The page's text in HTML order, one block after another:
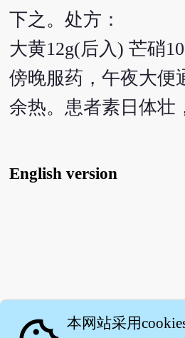
下之。处方：
大黄12g(后入) 芒硝
傍晚服药，午夜大便
余热。患者素日体壮
English version
本网站采用